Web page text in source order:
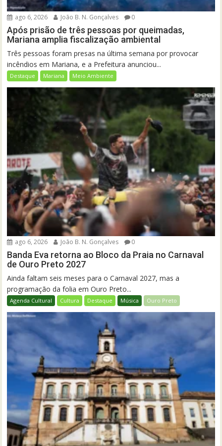
ago 6, 2026 João B. N. Gonçalves 0
Após prisão de três pessoas por queimadas,
Mariana amplia fiscalização ambiental
Três pessoas foram presas na última semana por provocar
incêndios em Mariana, e a Prefeitura anunciou...
Destaque Mariana Meio Ambiente
ago 6, 2026 João B. N. Gonçalves 0
Banda Eva retorna ao Bloco da Praia no Carnaval
de Ouro Preto 2027
Ainda faltam seis meses para o Carnaval 2027, mas a
programação da folia em Ouro Preto...
Agenda Cultural Cultura Destaque Música Ouro Preto